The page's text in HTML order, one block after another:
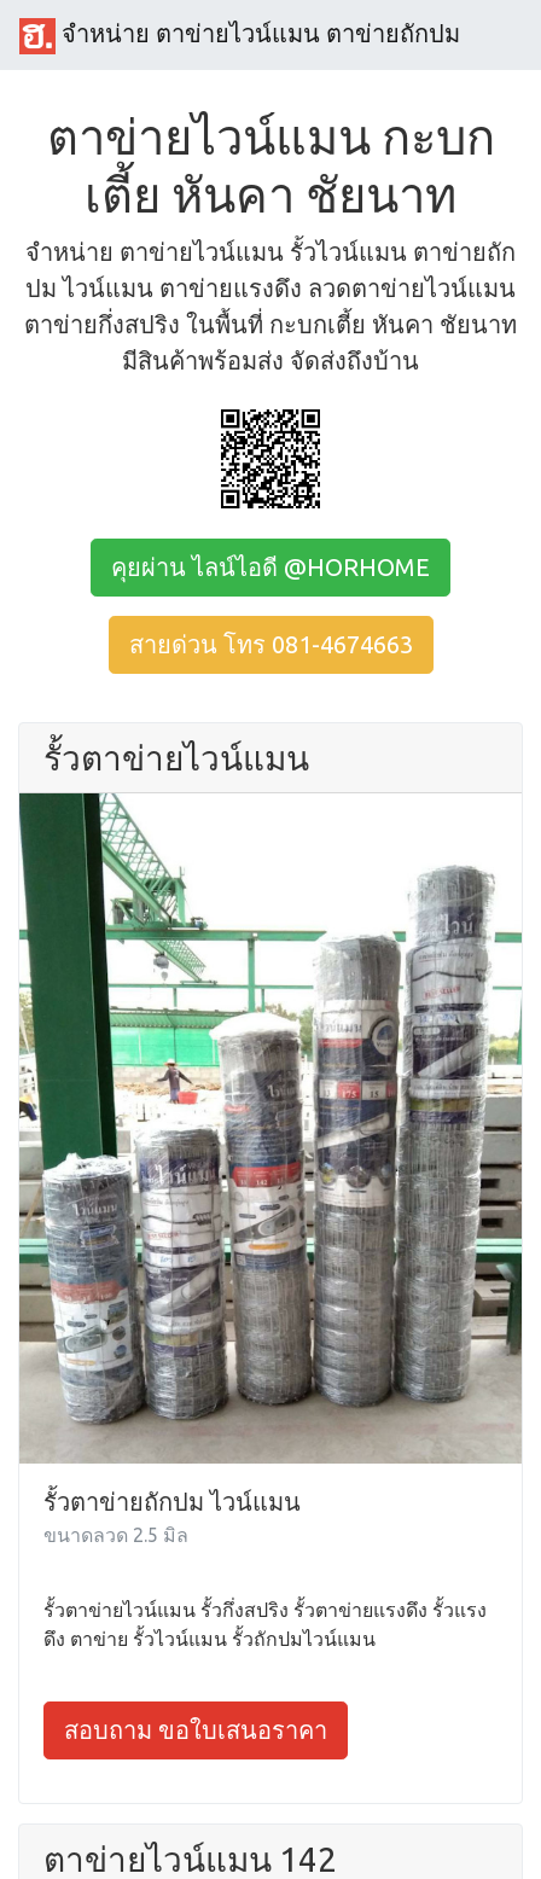
จำหน่าย ตาข่ายไวน์แมน ตาข่ายถักปม
ตาข่ายไวน์แมน กะบก
เตี้ย หันคา ชัยนาท
จำหน่าย ตาข่ายไวน์แมน รั้วไวน์แมน ตาข่ายถัก
ปม ไวน์แมน ตาข่ายแรงดึง ลวดตาข่ายไวน์แมน
ตาข่ายกึ่งสปริง ในพื้นที่ กะบกเตี้ย หันคา ชัยนาท
มีสินค้าพร้อมส่ง จัดส่งถึงบ้าน
คุยผ่าน ไลน์ไอดี @HORHOME
สายด่วน โทร 081-4674663
รั้วตาข่ายไวน์แมน
รั้วตาข่ายถักปม ไวน์แมน
ขนาดลวด 2.5 มิล
รั้วตาข่ายไวน์แมน รั้วกึ่งสปริง รั้วตาข่ายแรงดึง รั้วแรง
ดึง ตาข่าย รั้วไวน์แมน รั้วถักปมไวน์แมน
สอบถาม ขอใบเสนอราคา
ตาข่ายไวน์แมน 142